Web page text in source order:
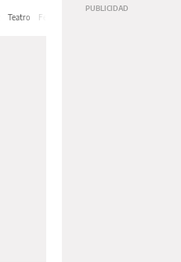
Teatro Feria de Editores